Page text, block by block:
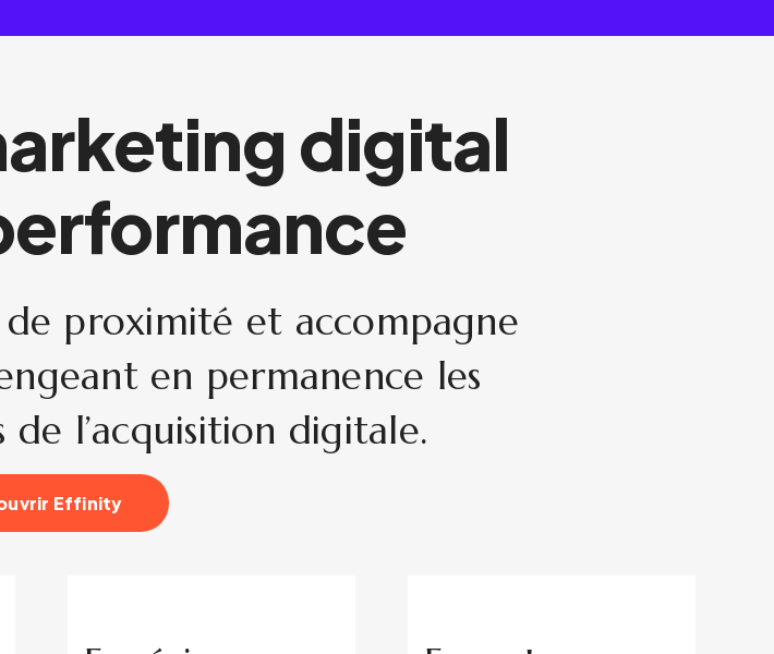
digital
proximité et accompagne
en permanence les
l’acquisition digitale.
Effinity